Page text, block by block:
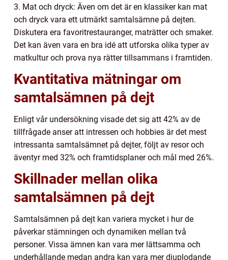
3. Mat och dryck: Även om det är en klassiker kan mat
och dryck vara ett utmärkt samtalsämne på dejten.
Diskutera era favoritrestauranger, maträtter och smaker.
Det kan även vara en bra idé att utforska olika typer av
matkultur och prova nya rätter tillsammans i framtiden.
Kvantitativa mätningar om
samtalsämnen på dejt
Enligt vår undersökning visade det sig att 42% av de
tillfrågade anser att intressen och hobbies är det mest
intressanta samtalsämnet på dejter, följt av resor och
äventyr med 32% och framtidsplaner och mål med 26%.
Skillnader mellan olika
samtalsämnen på dejt
Samtalsämnen på dejt kan variera mycket i hur de
påverkar stämningen och dynamiken mellan två
personer. Vissa ämnen kan vara mer lättsamma och
underhållande medan andra kan vara mer djuplodande